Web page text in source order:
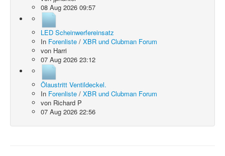
08 Aug 2026 09:57
LED Scheinwerfereinsatz
In Forenliste / XBR und Clubman Forum
von Harri
07 Aug 2026 23:12
Ölaustritt Ventildeckel.
In Forenliste / XBR und Clubman Forum
von Richard P
07 Aug 2026 22:56